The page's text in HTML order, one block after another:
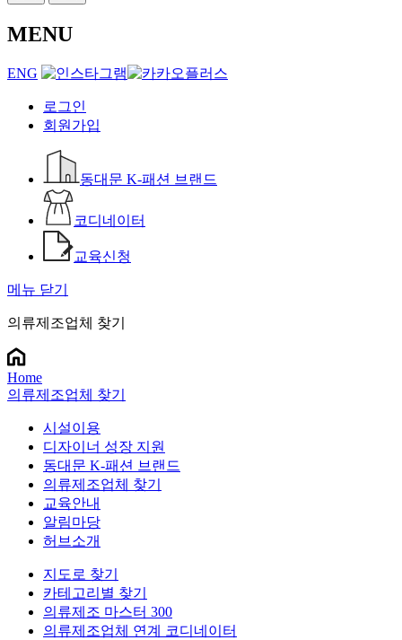
MENU
ENG
로그인
회원가입
동대문 K-패션 브랜드
코디네이터
교육신청
메뉴 닫기
의류제조업체 찾기
Home
의류제조업체 찾기
시설이용
디자이너 성장 지원
동대문 K-패션 브랜드
의류제조업체 찾기
교육안내
알림마당
허브소개
지도로 찾기
카테고리별 찾기
의류제조 마스터 300
의류제조업체 연계 코디네이터